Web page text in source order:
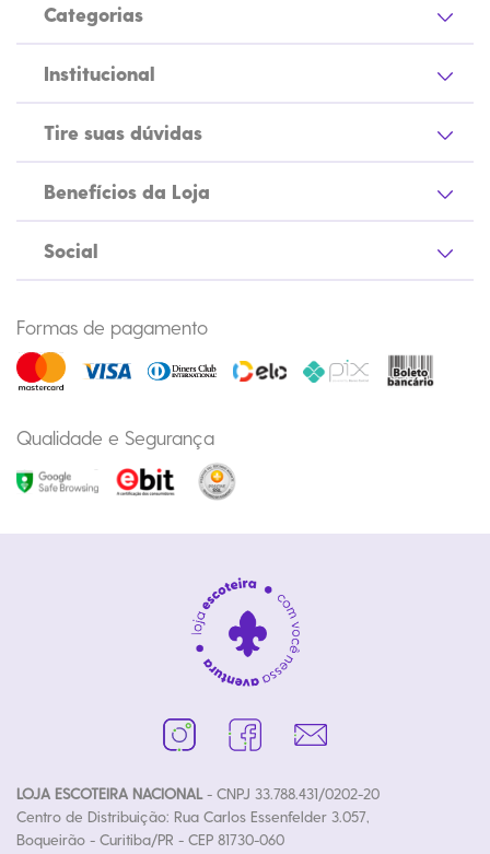
Categorias
Institucional
Tire suas dúvidas
Benefícios da Loja
Social
Formas de pagamento
Qualidade e Segurança
LOJA ESCOTEIRA NACIONAL- CNPJ 33.788.431/0202-20
Centro de Distribuição: Rua Carlos Essenfelder 3.057,
Boqueirão - Curitiba/PR - CEP 81730-060